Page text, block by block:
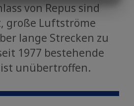
von Repus sind
große Luftströme
lange Strecken zu
1977 bestehende
unübertroffen.
STATISTIKEN